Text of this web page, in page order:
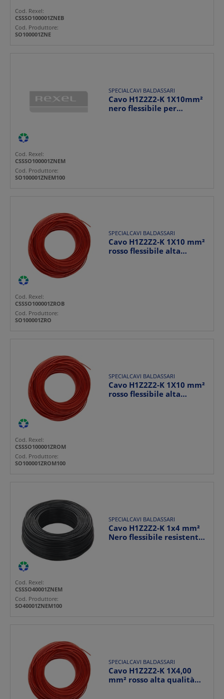
Cod. Rexel:
CSSSO100001ZNEB
Cod. Produttore:
SO100001ZNE
SPECIALCAVI BALDASSARI
Cavo H1Z2Z2-K 1X10mm²
nero flessibile per
Cod. Rexel:
CSSSO100001ZNEM
Cod. Produttore:
SO100001ZNEM100
SPECIALCAVI BALDASSARI
Cavo H1Z2Z2-K 1X10 mm²
rosso flessibile alta
Cod. Rexel:
CSSSO100001ZROB
Cod. Produttore:
SO100001ZRO
SPECIALCAVI BALDASSARI
Cavo H1Z2Z2-K 1X10 mm²
rosso flessibile alta
Cod. Rexel:
CSSSO100001ZROM
Cod. Produttore:
SO100001ZROM100
SPECIALCAVI BALDASSARI
Cavo H1Z2Z2-K 1x4 mm²
Nero flessibile resistente
Cod. Rexel:
CSSSO40001ZNEM
Cod. Produttore:
SO40001ZNEM100
SPECIALCAVI BALDASSARI
Cavo H1Z2Z2-K 1X4,00
mm² rosso alta qualità